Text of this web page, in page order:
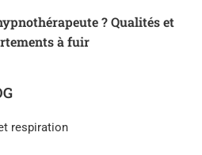
? Qualités et
à fuir
respiration